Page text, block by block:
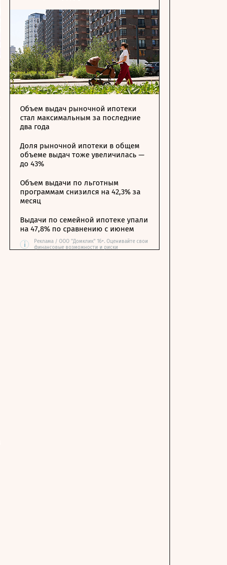
Объем выдач рыночной ипотеки
стал максимальным за последние
два года
Доля рыночной ипотеки в общем
объеме выдач тоже увеличилась —
до 43%
Объем выдачи по льготным
программам снизился на 42,3% за
месяц
Выдачи по семейной ипотеке упали
на 47,8% по сравнению с июнем
i
Реклама / ООО "Домклик" 16+. Оценивайте свои
финансовые возможности и риски